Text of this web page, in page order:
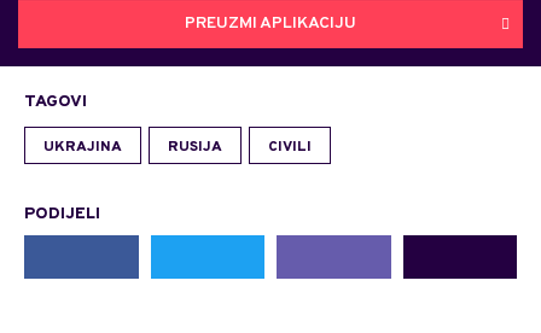
PREUZMI APLIKACIJU
TAGOVI
UKRAJINA RUSIJA CIVILI
PODIJELI